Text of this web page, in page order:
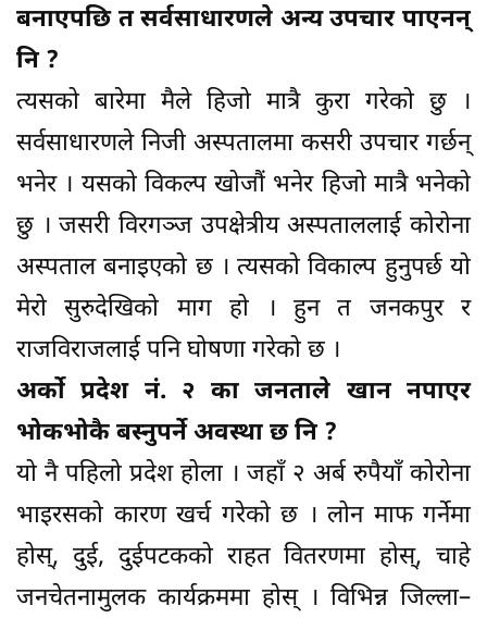
बनाएपछि त सर्वसाधारणले अन्य उपचार पाएनन्
नि ?
त्यसको बारेमा मैले हिजो मात्रै कुरा गरेको छु ।
सर्वसाधारणले निजी अस्पतालमा कसरी उपचार गर्छन्
भनेर । यसको विकल्प खोजौं भनेर हिजो मात्रै भनेको
छु । जसरी विरगञ्ज उपक्षेत्रीय अस्पताललाई कोरोना
अस्पताल बनाइएको छ । त्यसको विकाल्प हुनुपर्छ यो
मेरो सुरुदेखिको माग हो । हुन त जनकपुर र
राजविराजलाई पनि घोषणा गरेको छ ।
अर्को प्रदेश नं. २ का जनताले खान नपाएर
भोकभोकै बस्नुपर्ने अवस्था छ नि ?
यो नै पहिलो प्रदेश होला । जहाँ २ अर्ब रुपैयाँ कोरोना
भाइरसको कारण खर्च गरेको छ । लोन माफ गर्नेमा
होस्, दुई, दुईपटकको राहत वितरणमा होस्, चाहे
जनचेतनामुलक कार्यक्रममा होस् । विभिन्न जिल्ला–